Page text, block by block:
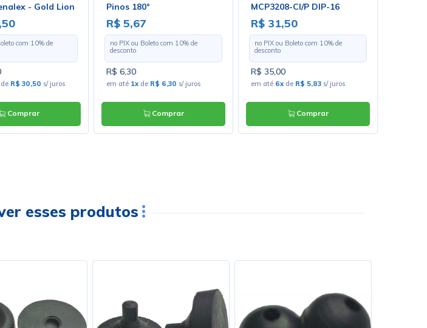
- Gold Lion
com 10% de
R$ 30,50 s/ juros
Comprar
Pinos 180°
R$ 5,67
no PIX ou Boleto com 10% de
desconto
R$ 6,30
em até 1xde R$ 6,30 s/ juros
Comprar
MCP3208-CI/P DIP-16
R$ 31,50
no PIX ou Boleto com 10% de
desconto
R$ 35,00
em até 6xde R$ 5,83s/ juros
Comprar
esses produtos